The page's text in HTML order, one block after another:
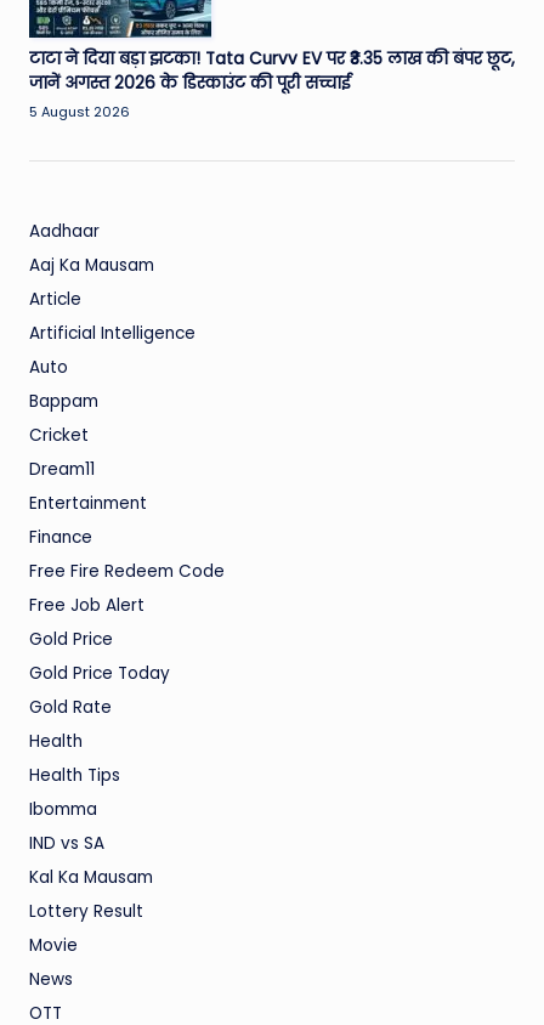
टाटा ने दिया बड़ा झटका! Tata Curvv EV पर ₹3.35 लाख की बंपर छूट,
जानें अगस्त 2026 के डिस्काउंट की पूरी सच्चाई
5 August 2026
Aadhaar
Aaj Ka Mausam
Article
Artificial Intelligence
Auto
Bappam
Cricket
Dream11
Entertainment
Finance
Free Fire Redeem Code
Free Job Alert
Gold Price
Gold Price Today
Gold Rate
Health
Health Tips
Ibomma
IND vs SA
Kal Ka Mausam
Lottery Result
Movie
News
OTT